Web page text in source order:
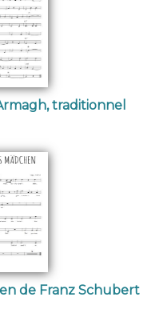
traditionnel
de Franz Schubert